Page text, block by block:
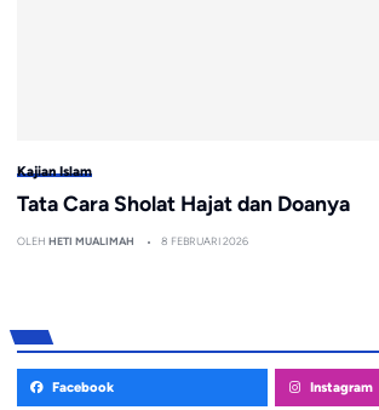
Kajian Islam
Tata Cara Sholat Hajat dan Doanya
OLEH HETI MUALIMAH 8 FEBRUARI 2026
Facebook Instagram